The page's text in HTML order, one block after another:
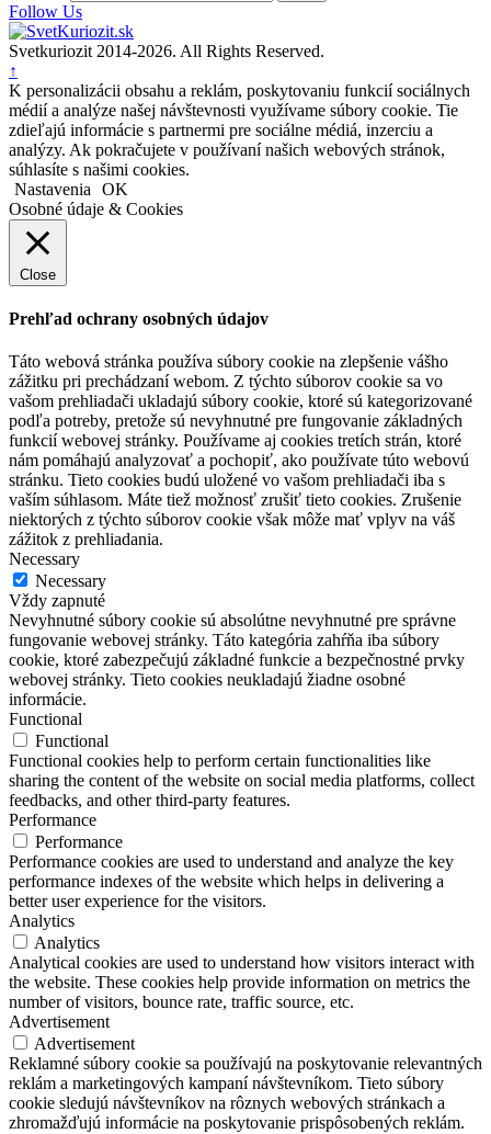
Follow Us
Svetkuriozit 2014-2026. All Rights Reserved.
↑
K personalizácii obsahu a reklám, poskytovaniu funkcií sociálnych
médií a analýze našej návštevnosti využívame súbory cookie. Tie
zdieľajú informácie s partnermi pre sociálne médiá, inzerciu a
analýzy. Ak pokračujete v používaní našich webových stránok,
súhlasíte s našimi cookies.
Nastavenia
OK
Osobné údaje & Cookies
Close
Prehľad ochrany osobných údajov
Táto webová stránka používa súbory cookie na zlepšenie vášho
zážitku pri prechádzaní webom. Z týchto súborov cookie sa vo
vašom prehliadači ukladajú súbory cookie, ktoré sú kategorizované
podľa potreby, pretože sú nevyhnutné pre fungovanie základných
funkcií webovej stránky. Používame aj cookies tretích strán, ktoré
nám pomáhajú analyzovať a pochopiť, ako používate túto webovú
stránku. Tieto cookies budú uložené vo vašom prehliadači iba s
vaším súhlasom. Máte tiež možnosť zrušiť tieto cookies. Zrušenie
niektorých z týchto súborov cookie však môže mať vplyv na váš
zážitok z prehliadania.
Necessary
Necessary
Vždy zapnuté
Nevyhnutné súbory cookie sú absolútne nevyhnutné pre správne
fungovanie webovej stránky. Táto kategória zahŕňa iba súbory
cookie, ktoré zabezpečujú základné funkcie a bezpečnostné prvky
webovej stránky. Tieto cookies neukladajú žiadne osobné
informácie.
Functional
Functional
Functional cookies help to perform certain functionalities like
sharing the content of the website on social media platforms, collect
feedbacks, and other third-party features.
Performance
Performance
Performance cookies are used to understand and analyze the key
performance indexes of the website which helps in delivering a
better user experience for the visitors.
Analytics
Analytics
Analytical cookies are used to understand how visitors interact with
the website. These cookies help provide information on metrics the
number of visitors, bounce rate, traffic source, etc.
Advertisement
Advertisement
Reklamné súbory cookie sa používajú na poskytovanie relevantných
reklám a marketingových kampaní návštevníkom. Tieto súbory
cookie sledujú návštevníkov na rôznych webových stránkach a
zhromažďujú informácie na poskytovanie prispôsobených reklám.